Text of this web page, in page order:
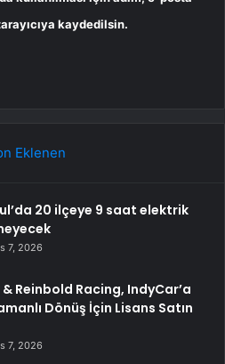
kaydedilsin.
Eklenen
20 ilçeye 9 saat elektrik
7, 2026
Reinbold Racing, IndyCar’a
Dönüş İçin Lisans Satın
7, 2026